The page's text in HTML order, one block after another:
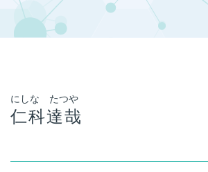
にしな たつや
仁科達哉